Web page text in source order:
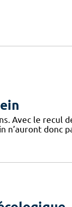
Avec le recul
n’auront donc